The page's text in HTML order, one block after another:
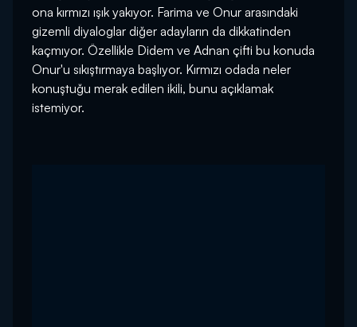
ona kırmızı ışık yakıyor. Farima ve Onur arasındaki
gizemli diyaloglar diğer adayların da dikkatinden
kaçmıyor. Özellikle Didem ve Adnan çifti bu konuda
Onur'u sıkıştırmaya başlıyor. Kırmızı odada neler
konuştuğu merak edilen ikili, bunu açıklamak
istemiyor.